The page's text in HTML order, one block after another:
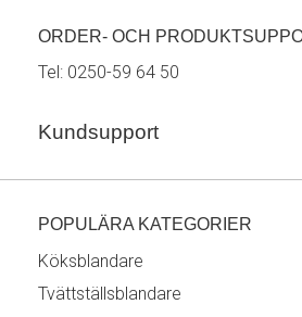
ORDER- OCH
Tel: 0250-59 64 50
Kundsupport
POPULÄRA KATEGORIER
Köksblandare
Tvättställsblandare